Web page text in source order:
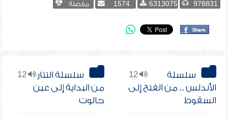
978831
6313075
1574 مفضلة
12
سلسلة
الأندلس .. من الفتح إلى
السقوط
12
سلسلة التتار
من البداية إلى عين
جالوت